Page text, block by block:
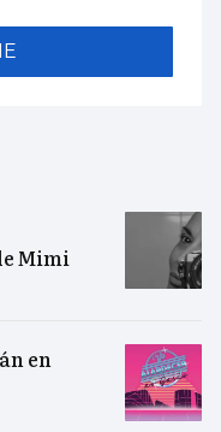
Mimi
en